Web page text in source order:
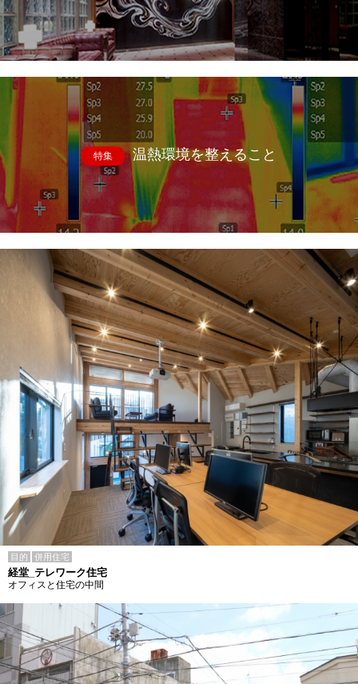
特集 温熱環境を整えること
目的 併用住宅
経堂_テレワーク住宅
オフィスと住宅の中間